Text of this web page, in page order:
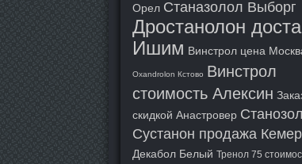
Орел Станазолол Выборг
Дростанолон
Ишим Винстрол цена
Oxandrolon Кстово Винстрол
стоимость Алексин
скидкой Анастровер
Сустанон продажа
Декабол Белый Тренол 75